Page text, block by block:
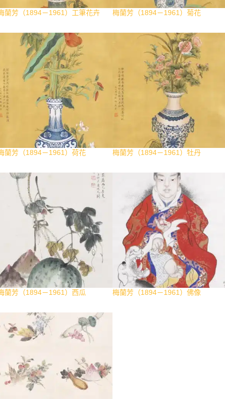
蘭芳（1894－1961）工筆花卉 梅蘭芳（1894－1961）菊花
蘭芳（1894－1961）荷花 梅蘭芳（1894－1961）牡丹
蘭芳（1894－1961）西瓜 梅蘭芳（1894－1961）佛像